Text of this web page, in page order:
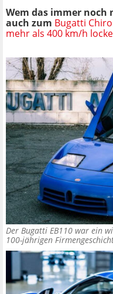
Wem das immer
auch zum Bugatti
mehr als 400 km/h
Der Bugatti EB110 war ein
100-jährigen